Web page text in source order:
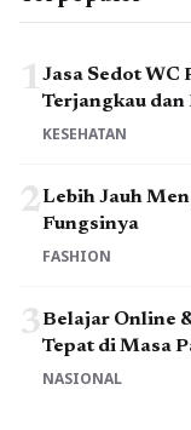
1Jasa Sedot
Terjangkau dan
KESEHATAN
2Lebih Jauh
Fungsinya
FASHION
3Belajar Online
Tepat di Masa
NASIONAL